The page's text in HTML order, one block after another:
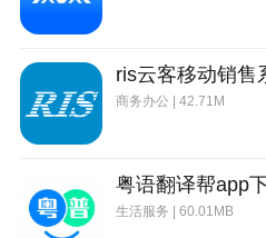
商务办公 | 42.71M
生活服务 | 60.01MB